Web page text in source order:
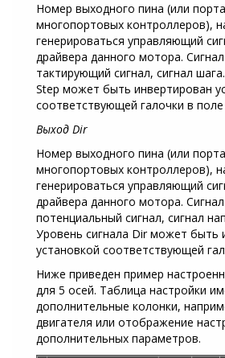
Номер выходного пина (или
многопортовых контроллеров),
генерироваться управляющий
драйвера данного мотора.
тактирующий сигнал, сигнал
Step может быть инвертирован
соответствующей галочки в
Выход Dir
Номер выходного пина (или
многопортовых контроллеров),
генерироваться управляющий
драйвера данного мотора.
потенциальный сигнал, сигнал
Уровень сигнала Dir может быть
установкой соответствующей
Ниже приведен пример
для 5 осей. Таблица настройки
дополнительные колонки,
двигателя или отображение
дополнительных параметров.